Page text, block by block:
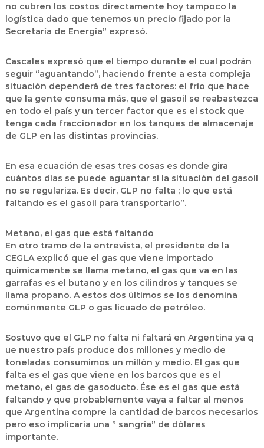
no cubren los costos directamente hoy tampoco la
logística dado que tenemos un precio fijado por la
Secretaría de Energía” expresó.
Cascales expresó que el tiempo durante el cual podrán
seguir “aguantando”, haciendo frente a esta compleja
situación dependerá de tres factores: el frío que hace
que la gente consuma más, que el gasoil se reabastezca
en todo el país y un tercer factor que es el stock que
tenga cada fraccionador en los tanques de almacenaje
de GLP en las distintas provincias.
En esa ecuación de esas tres cosas es donde gira
cuántos días se puede aguantar si la situación del gasoil
no se regulariza. Es decir, GLP no falta ; lo que está
faltando es el gasoil para transportarlo”.
Metano, el gas que está faltando
En otro tramo de la entrevista, el presidente de la
CEGLA explicó que el gas que viene importado
químicamente se llama metano, el gas que va en las
garrafas es el butano y en los cilindros y tanques se
llama propano. A estos dos últimos se los denomina
comúnmente GLP o gas licuado de petróleo.
Sostuvo que el GLP no falta ni faltará en Argentina ya q
ue nuestro país produce dos millones y medio de
toneladas consumimos un millón y medio. El gas que
falta es el gas que viene en los barcos que es el
metano, el gas de gasoducto. Ése es el gas que está
faltando y que probablemente vaya a faltar al menos
que Argentina compre la cantidad de barcos necesarios
pero eso implicaría una ” sangría” de dólares
importante.